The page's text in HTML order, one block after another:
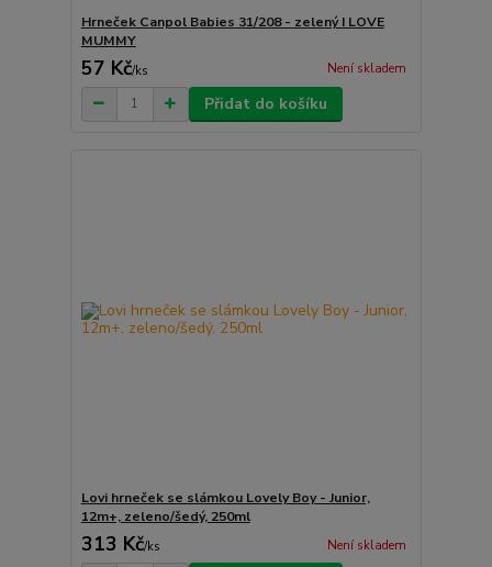
Hrneček Canpol Babies 31/208 - zelený I LOVE
MUMMY
57 Kč/ks Není skladem
Přidat do košíku
Lovi hrneček se slámkou Lovely Boy - Junior,
12m+, zeleno/šedý, 250ml
313 Kč/ks Není skladem